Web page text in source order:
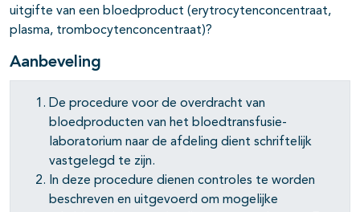
uitgifte van een bloedproduct (erytrocytenconcentraat,
plasma, trombocytenconcentraat)?
Aanbeveling
De procedure voor de overdracht van
bloedproducten van het bloedtransfusie-
laboratorium naar de afdeling dient schriftelijk
vastgelegd te zijn.
In deze procedure dienen controles te worden
beschreven en uitgevoerd om mogelijke